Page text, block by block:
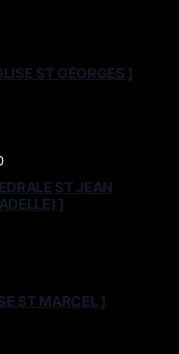
ST GEORGES ]
ST JEAN
]
ST MARCEL ]